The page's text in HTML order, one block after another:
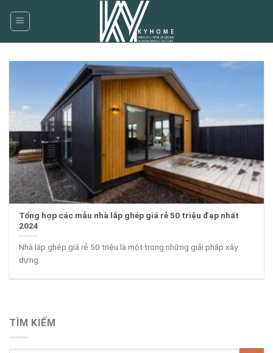
Tổng hợp các mẫu nhà lắp ghép giá rẻ 50 triệu đẹp nhất
2024
Nhà lắp ghép giá rẻ 50 triệu là một trong những giải pháp xây
dựng
TÌM KIẾM